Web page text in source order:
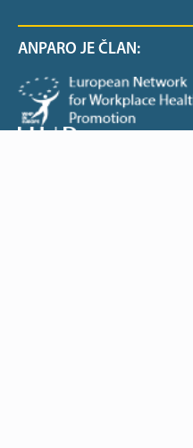
ANPARO JE ČLAN: